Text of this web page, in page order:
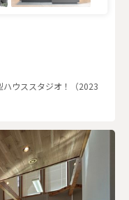
ハウススタジオ！（2023